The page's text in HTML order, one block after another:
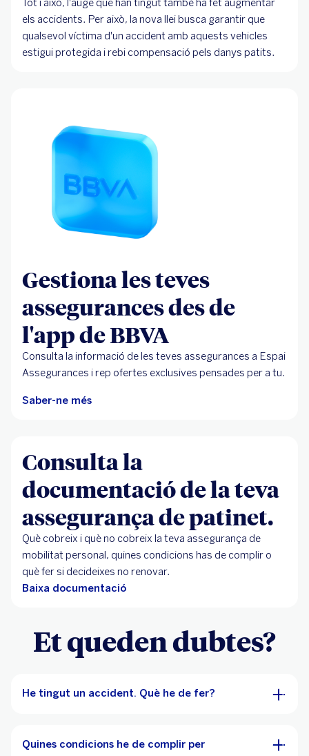
Tot i això, l'auge que han tingut també ha fet augmentar
els accidents. Per això, la nova llei busca garantir que
qualsevol víctima d'un accident amb aquests vehicles
estigui protegida i rebi compensació pels danys patits.
Gestiona les teves
assegurances des de
l'app de BBVA
Consulta la informació de les teves assegurances a Espai
Assegurances i rep ofertes exclusives pensades per a tu.
Saber-ne més
Consulta la
documentació de la teva
assegurança de patinet.
Què cobreix i què no cobreix la teva assegurança de
mobilitat personal, quines condicions has de complir o
què fer si decideixes no renovar.
Baixa documentació
Et queden dubtes?
He tingut un accident. Què he de fer?
Quines condicions he de complir per